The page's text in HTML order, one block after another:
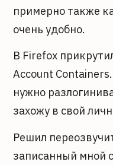
примерно также
очень удобно.
В Firefox
Account
нужно
захожу в свой
Решил
записанный мной